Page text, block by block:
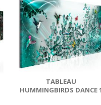
TABLEAU
HUMMINGBIRDS DANCE 1